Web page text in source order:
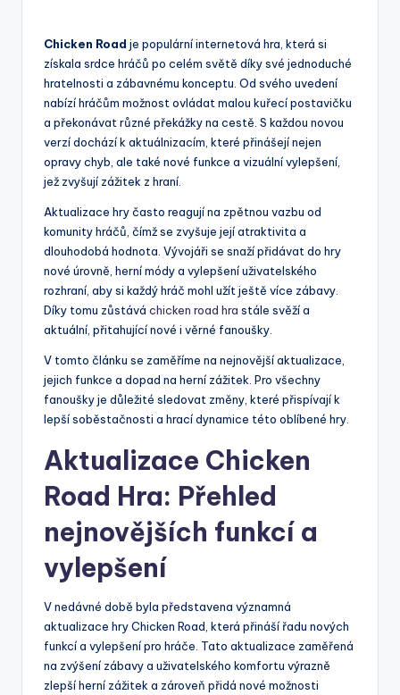
Chicken Road je populární internetová hra, která si
získala srdce hráčů po celém světě díky své jednoduché
hratelnosti a zábavnému konceptu. Od svého uvedení
nabízí hráčům možnost ovládat malou kuřecí postavičku
a překonávat různé překážky na cestě. S každou novou
verzí dochází k aktuálnizacím, které přinášejí nejen
opravy chyb, ale také nové funkce a vizuální vylepšení,
jež zvyšují zážitek z hraní.
Aktualizace hry často reagují na zpětnou vazbu od
komunity hráčů, čímž se zvyšuje její atraktivita a
dlouhodobá hodnota. Vývojáři se snaží přidávat do hry
nové úrovně, herní módy a vylepšení uživatelského
rozhraní, aby si každý hráč mohl užít ještě více zábavy.
Díky tomu zůstává chicken road hra stále svěží a
aktuální, přitahující nové i věrné fanoušky.
V tomto článku se zaměříme na nejnovější aktualizace,
jejich funkce a dopad na herní zážitek. Pro všechny
fanoušky je důležité sledovat změny, které přispívají k
lepší soběstačnosti a hrací dynamice této oblíbené hry.
Aktualizace Chicken
Road Hra: Přehled
nejnovějších funkcí a
vylepšení
V nedávné době byla představena významná
aktualizace hry Chicken Road, která přináší řadu nových
funkcí a vylepšení pro hráče. Tato aktualizace zaměřená
na zvýšení zábavy a uživatelského komfortu výrazně
zlepší herní zážitek a zároveň přidá nové možnosti